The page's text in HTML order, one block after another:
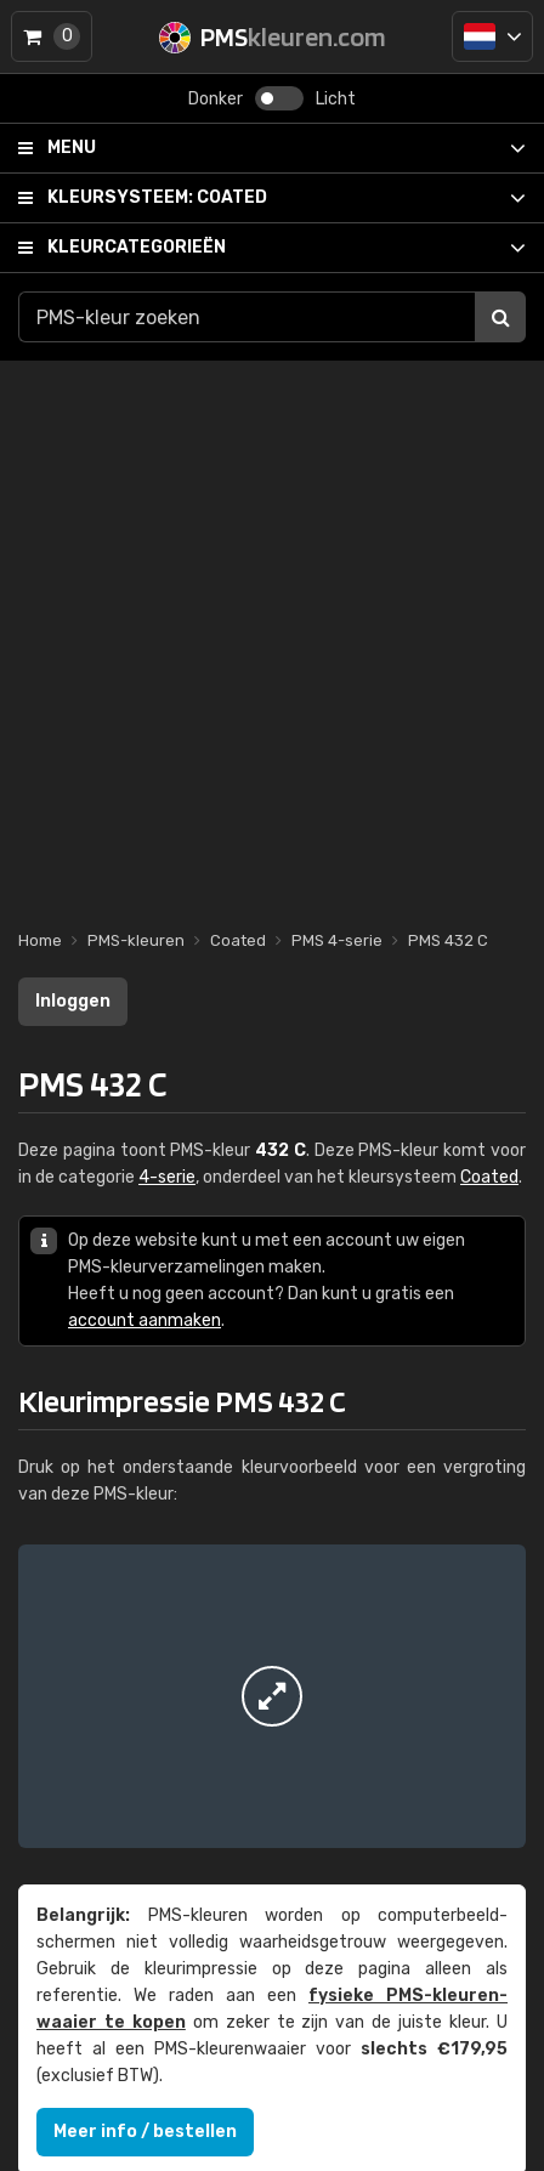
PMSkleuren.com
Donker Licht
MENU
KLEURSYSTEEM: COATED
KLEURCATEGORIEËN
0
Home PMS-kleuren Coated PMS 4-serie PMS 432 C
Inloggen
PMS 432 C
Deze pagina toont PMS-kleur 432 C. Deze PMS-kleur komt voor
in de categorie 4-serie, onderdeel van het kleursysteem Coated.
Op deze website kunt u met een account uw eigen
PMS-kleurverzamelingen maken.
Heeft u nog geen account? Dan kunt u gratis een
account aanmaken.
Kleurimpressie PMS 432 C
Druk op het onderstaande kleurvoorbeeld voor een vergroting
van deze PMS-kleur:
Belangrijk: PMS-kleuren worden op computer­beeld­
schermen niet volledig waarheids­­getrouw weer­gegeven.
Gebruik de kleur­impressie op deze pagina alleen als
referentie. We raden aan een fysieke PMS-kleuren­
waaier te kopenom zeker te zijn van de juiste kleur. U
heeft al een PMS-kleuren­waaier voor slechts €179,95
(exclusief BTW).
Meer info / bestellen